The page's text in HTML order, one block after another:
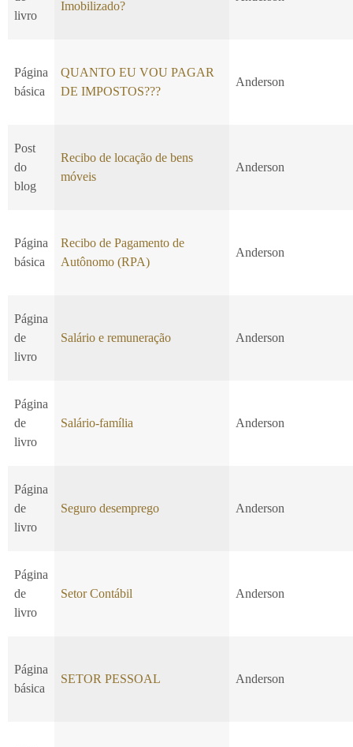
livro
Imobilizado?
Página
básica
QUANTO EU VOU PAGAR
DE IMPOSTOS???
Anderson
Post
do
blog
Recibo de locação de bens
móveis
Anderson
Página
básica
Recibo de Pagamento de
Autônomo (RPA)
Anderson
Página
de
livro
Salário e remuneração Anderson
Página
de
livro
Salário-família Anderson
Página
de
livro
Seguro desemprego Anderson
Página
de
livro
Setor Contábil Anderson
Página
básica
SETOR PESSOAL Anderson